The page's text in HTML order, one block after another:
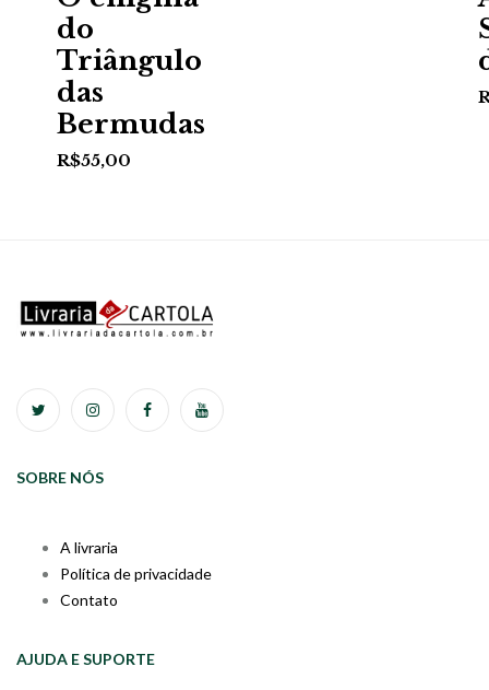
do
Triângulo
das
Bermudas
R$55,00
SOBRE NÓS
A livraria
Política de privacidade
Contato
AJUDA E SUPORTE